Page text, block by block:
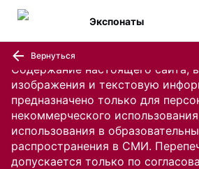
Содержание настоящего сайта,
изображения и текстовую
предназначено только для
некоммерческого
использования в
распространения в СМИ.
допускается только по
Экспонаты
Вернуться